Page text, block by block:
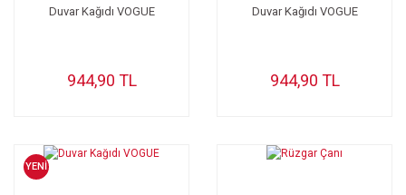
Duvar Kağıdı VOGUE
944,90 TL
Duvar Kağıdı VOGUE
944,90 TL
YENİ